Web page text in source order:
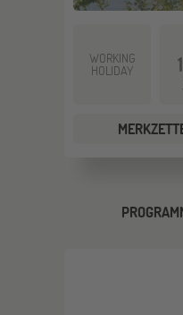
WORKING
HOLIDAY